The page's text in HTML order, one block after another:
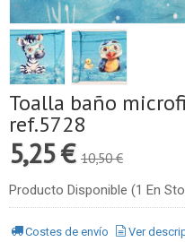
Toalla baño
ref.5728
5,25 € 10,50 €
Producto Disponible (1 En
Costes de envío Ver